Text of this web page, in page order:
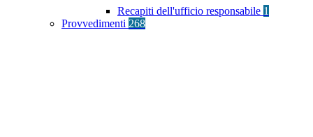
Recapiti dell'ufficio responsabile 1
Provvedimenti 268